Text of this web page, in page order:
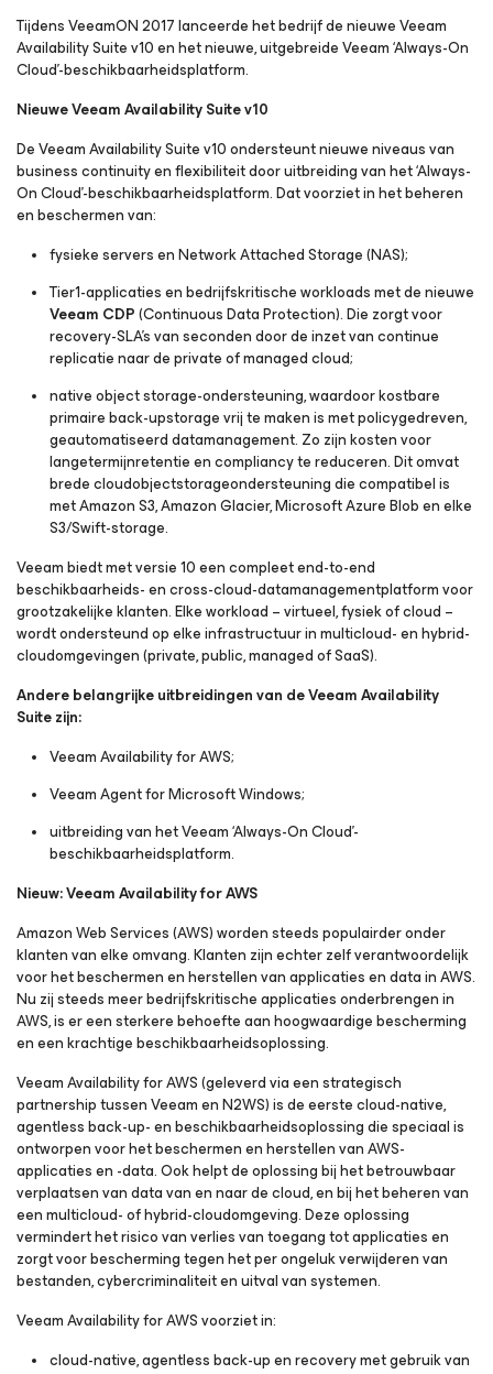
Tijdens VeeamON 2017 lanceerde het bedrijf de nieuwe Veeam
Availability Suite v10 en het nieuwe, uitgebreide Veeam ‘Always-On
Cloud’-beschikbaarheidsplatform.
Nieuwe Veeam Availability Suitev10
De Veeam Availability Suite v10 ondersteunt nieuwe niveaus van
business continuity en flexibiliteit door uitbreiding van het ‘Always-
On Cloud’-beschikbaarheidsplatform. Dat voorziet in het beheren
en beschermen van:
fysieke servers en Network Attached Storage (NAS);
Tier1-applicaties en bedrijfskritische workloads met de nieuwe
Veeam CDP(Continuous Data Protection). Die zorgt voor
recovery-SLA’s van seconden door de inzet van continue
replicatie naar de private of managed cloud;
native object storage-ondersteuning, waardoor kostbare
primaire back-upstorage vrij te maken is met policygedreven,
geautomatiseerd datamanagement. Zo zijn kosten voor
langetermijnretentie en compliancy te reduceren. Dit omvat
brede cloudobjectstorageondersteuning die compatibel is
met Amazon S3, Amazon Glacier, Microsoft Azure Blob en elke
S3/Swift-storage.
Veeam biedt met versie 10 een compleet end-to-end
beschikbaarheids- en cross-cloud-datamanagementplatform voor
grootzakelijke klanten. Elke workload – virtueel, fysiek of cloud –
wordt ondersteund op elke infrastructuur in multicloud- en hybrid-
cloudomgevingen (private, public, managed of SaaS).
Andere belangrijke uitbreidingen van de Veeam Availability
Suite zijn:
Veeam Availabilityfor AWS;
Veeam Agentfor Microsoft Windows;
uitbreiding van het Veeam ‘Always-On Cloud’-
beschikbaarheidsplatform.
Nieuw: Veeam Availabilityfor AWS
Amazon Web Services (AWS) worden steeds populairder onder
klanten van elke omvang. Klanten zijn echter zelf verantwoordelijk
voor het beschermen en herstellen van applicaties en data in AWS.
Nu zij steeds meer bedrijfskritische applicaties onderbrengen in
AWS, is er een sterkere behoefte aan hoogwaardige bescherming
en een krachtige beschikbaarheidsoplossing.
Veeam Availabilityfor AWS(geleverd via een strategisch
partnership tussen Veeam en N2WS) is de eerste cloud-native,
agentless back-up- en beschikbaarheidsoplossing die speciaal is
ontworpen voor het beschermen en herstellen van AWS-
applicaties en -data. Ook helpt de oplossing bij het betrouwbaar
verplaatsen van data van en naar de cloud, en bij het beheren van
een multicloud- of hybrid-cloudomgeving. Deze oplossing
vermindert het risico van verlies van toegang tot applicaties en
zorgt voor bescherming tegen het per ongeluk verwijderen van
bestanden, cybercriminaliteit en uitval van systemen.
Veeam Availabilityfor AWSvoorziet in:
cloud-native, agentless back-up en recovery met gebruik van